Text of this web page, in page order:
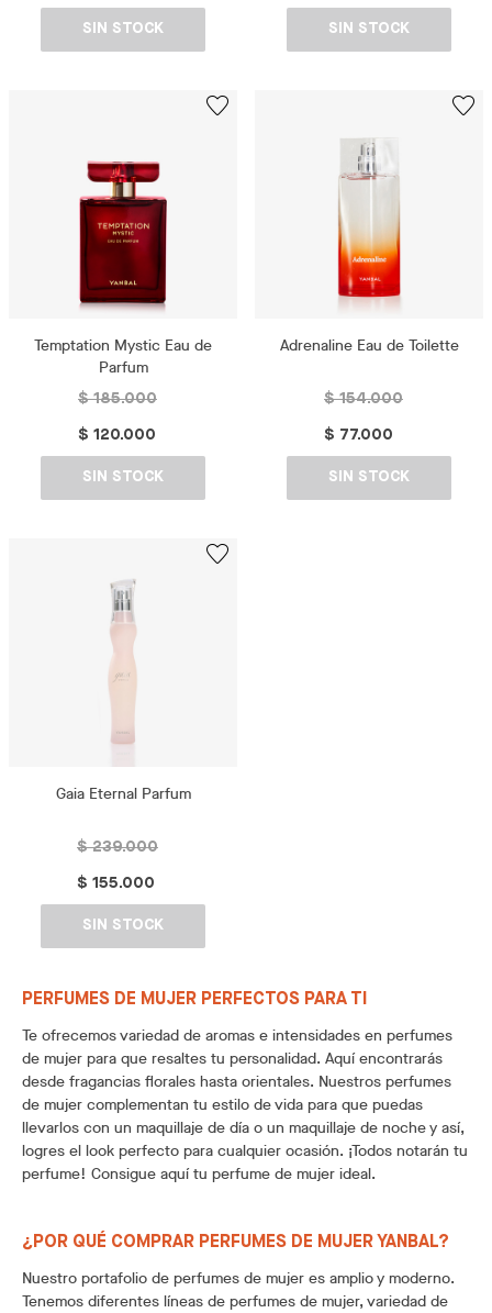
SIN STOCK SIN STOCK
Temptation Mystic Eau de
Parfum
$ 185.000
$ 120.000
SIN STOCK
Adrenaline Eau de Toilette
$ 154.000
$ 77.000
SIN STOCK
Gaia Eternal Parfum
$ 239.000
$ 155.000
SIN STOCK
PERFUMES DE MUJER PERFECTOS PARA TI
Te ofrecemos variedad de aromas e intensidades en perfumes
de mujer para que resaltes tu personalidad. Aquí encontrarás
desde fragancias florales hasta orientales. Nuestros perfumes
de mujer complementan tu estilo de vida para que puedas
llevarlos con un maquillaje de día o un maquillaje de noche y así,
logres el look perfecto para cualquier ocasión. ¡Todos notarán tu
perfume! Consigue aquí tu perfume de mujer ideal.
¿POR QUÉ COMPRAR PERFUMES DE MUJER YANBAL?
Nuestro portafolio de perfumes de mujer es amplio y moderno.
Tenemos diferentes líneas de perfumes de mujer, variedad de